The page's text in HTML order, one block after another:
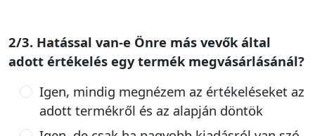
2/3. Hatással van-e Önre más vevők által
adott értékelés egy termék megvásárlásánál?
Igen, mindig megnézem az értékeléseket az
adott termékről és az alapján döntök